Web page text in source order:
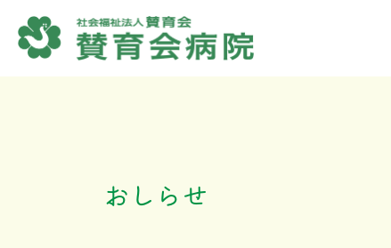
おしらせ